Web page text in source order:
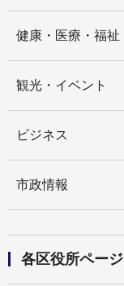
健康・医療・福祉
観光・イベント
ビジネス
市政情報
各区役所ページ